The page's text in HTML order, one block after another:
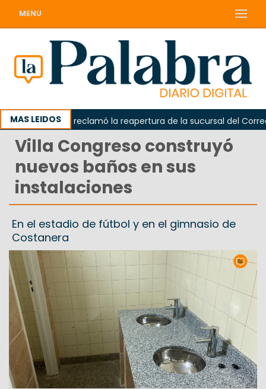
MENU
MAS LEIDOS
Odarda reclamó la reapertura de la sucursal del Correo
Villa Congreso construyó
nuevos baños en sus
instalaciones
En el estadio de fútbol y en el gimnasio de
Costanera